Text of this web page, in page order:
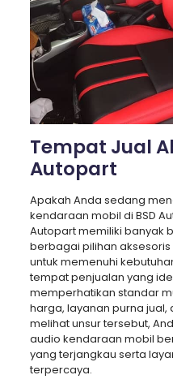
Tempat Jual
Autopart
Apakah Anda sedang
kendaraan mobil di BSD
Autopart memiliki banyak
berbagai pilihan
untuk memenuhi
tempat penjualan yang
memperhatikan standar
harga, layanan purna jual,
melihat unsur tersebut,
audio kendaraan mobil
yang terjangkau serta
terpercaya.